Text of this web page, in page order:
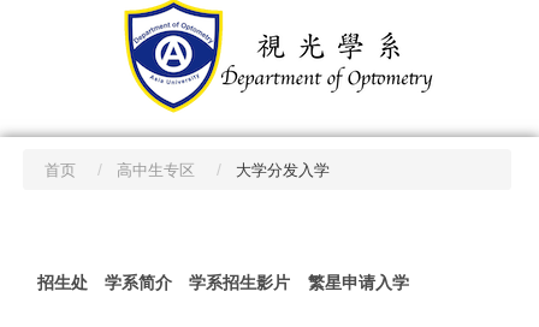
首页 高中生专区 大学分发入学
招生处 学系简介 学系招生影片 繁星申请入学